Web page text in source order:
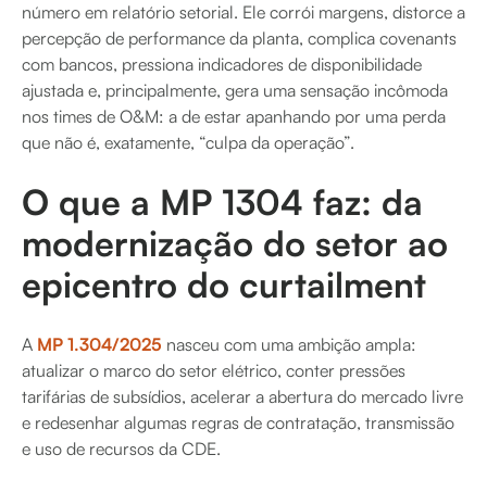
número em relatório setorial. Ele corrói margens, distorce a
percepção de performance da planta, complica covenants
com bancos, pressiona indicadores de disponibilidade
ajustada e, principalmente, gera uma sensação incômoda
nos times de O&M: a de estar apanhando por uma perda
que não é, exatamente, “culpa da operação”.
O que a MP 1304 faz: da
modernização do setor ao
epicentro do curtailment
A MP 1.304/2025 nasceu com uma ambição ampla:
atualizar o marco do setor elétrico, conter pressões
tarifárias de subsídios, acelerar a abertura do mercado livre
e redesenhar algumas regras de contratação, transmissão
e uso de recursos da CDE.